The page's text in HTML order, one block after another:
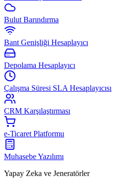
Bulut Barındırma
Bant Genişliği Hesaplayıcı
Depolama Hesaplayıcı
Çalışma Süresi SLA Hesaplayıcısı
CRM Karşılaştırması
e-Ticaret Platformu
Muhasebe Yazılımı
Yapay Zeka ve Jeneratörler